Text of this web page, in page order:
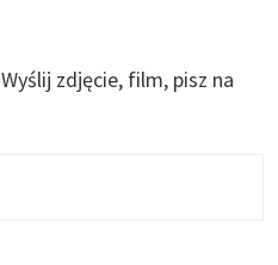
Wyślij zdjęcie, film, pisz na